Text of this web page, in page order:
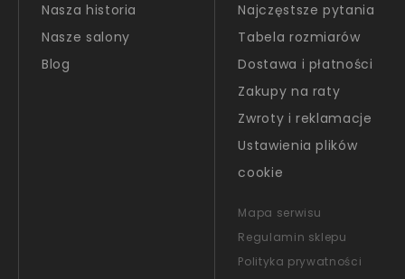
Nasza historia
Nasze salony
Blog
Najczęstsze pytania
Tabela rozmiarów
Dostawa i płatności
Zakupy na raty
Zwroty i reklamacje
Ustawienia plików
cookie
Mapa serwisu
Regulamin sklepu
Polityka prywatności